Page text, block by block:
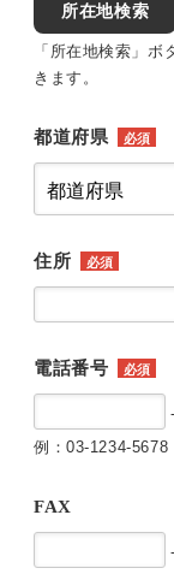
所在地検索
「所在地検索」
きます。
都道府県 必須
住所 必須
電話番号 必須
-
例：03-1234-5678
FAX
-